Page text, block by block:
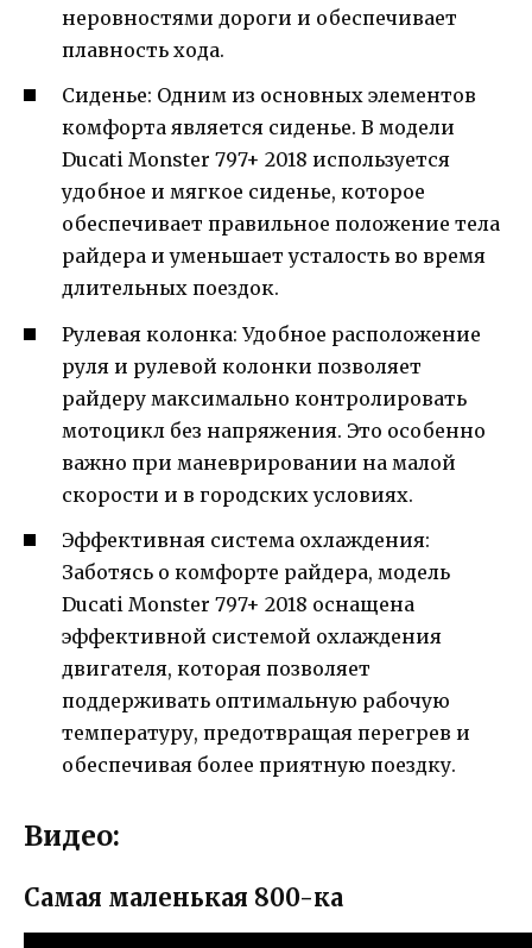
неровностями дороги и обеспечивает
плавность хода.
Сиденье: Одним из основных элементов
комфорта является сиденье. В модели
Ducati Monster 797+ 2018 используется
удобное и мягкое сиденье, которое
обеспечивает правильное положение тела
райдера и уменьшает усталость во время
длительных поездок.
Рулевая колонка: Удобное расположение
руля и рулевой колонки позволяет
райдеру максимально контролировать
мотоцикл без напряжения. Это особенно
важно при маневрировании на малой
скорости и в городских условиях.
Эффективная система охлаждения:
Заботясь о комфорте райдера, модель
Ducati Monster 797+ 2018 оснащена
эффективной системой охлаждения
двигателя, которая позволяет
поддерживать оптимальную рабочую
температуру, предотвращая перегрев и
обеспечивая более приятную поездку.
Видео:
Самая маленькая 800-ка